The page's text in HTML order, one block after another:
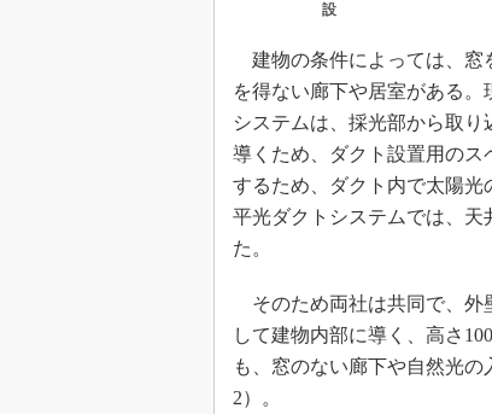
設
建物の条件によっては、窓
を得ない廊下や居室がある
システムは、採光部から取
導くため、ダクト設置用の
するため、ダクト内で太陽
平光ダクトシステムでは、天
た。
そのため両社は共同で、外
して建物内部に導く、高さ
も、窓のない廊下や自然光
2）。